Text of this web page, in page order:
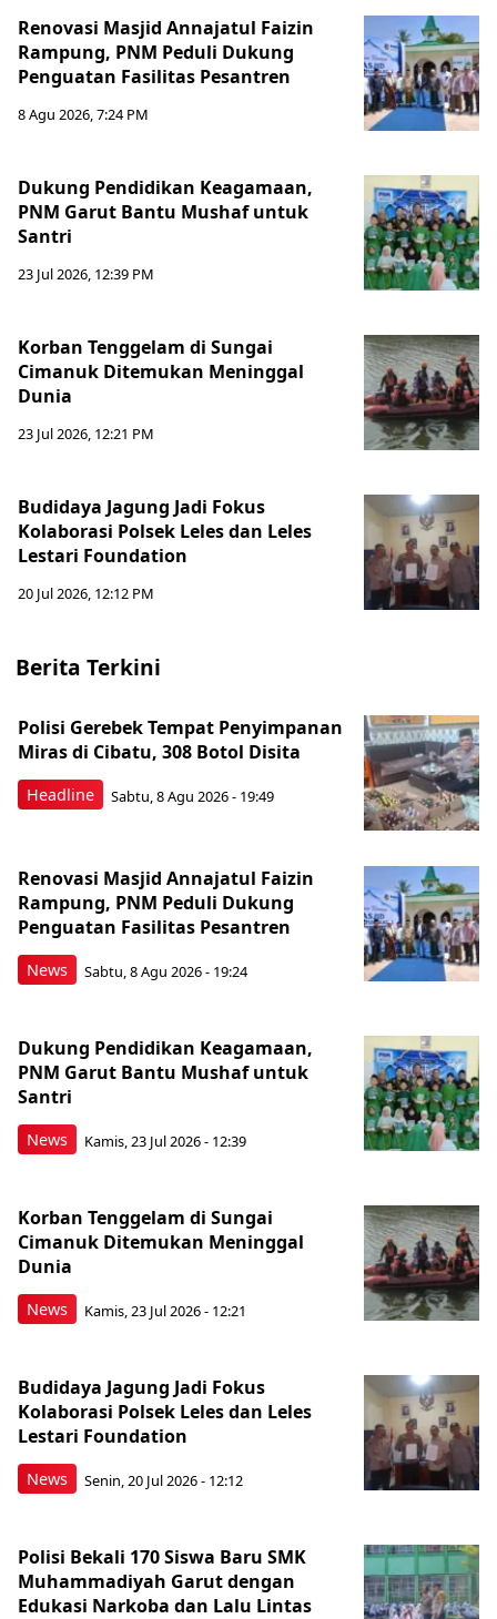
Renovasi Masjid Annajatul Faizin
Rampung, PNM Peduli Dukung
Penguatan Fasilitas Pesantren
8 Agu 2026, 7:24 PM
Dukung Pendidikan Keagamaan,
PNM Garut Bantu Mushaf untuk
Santri
23 Jul 2026, 12:39 PM
Korban Tenggelam di Sungai
Cimanuk Ditemukan Meninggal
Dunia
23 Jul 2026, 12:21 PM
Budidaya Jagung Jadi Fokus
Kolaborasi Polsek Leles dan Leles
Lestari Foundation
20 Jul 2026, 12:12 PM
Berita Terkini
Headline
Polisi Gerebek Tempat Penyimpanan
Miras di Cibatu, 308 Botol Disita
Sabtu, 8 Agu 2026 - 19:49
News
Renovasi Masjid Annajatul Faizin
Rampung, PNM Peduli Dukung
Penguatan Fasilitas Pesantren
Sabtu, 8 Agu 2026 - 19:24
News
Dukung Pendidikan Keagamaan,
PNM Garut Bantu Mushaf untuk
Santri
Kamis, 23 Jul 2026 - 12:39
News
Korban Tenggelam di Sungai
Cimanuk Ditemukan Meninggal
Dunia
Kamis, 23 Jul 2026 - 12:21
News
Budidaya Jagung Jadi Fokus
Kolaborasi Polsek Leles dan Leles
Lestari Foundation
Senin, 20 Jul 2026 - 12:12
Polisi Bekali 170 Siswa Baru SMK
Muhammadiyah Garut dengan
Edukasi Narkoba dan Lalu Lintas